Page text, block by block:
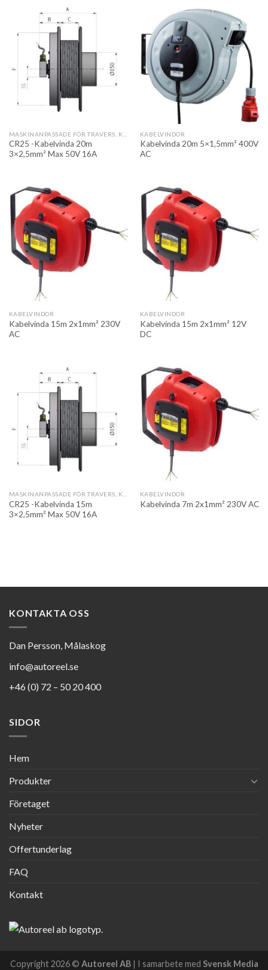
CR25 -Kabelvinda 20m
3×2,5mm² Max 50V 16A
KABELVINDOR
Kabelvinda 20m 5×1,5mm² 400V
AC
KABELVINDOR
Kabelvinda 15m 2x1mm² 230V
AC
KABELVINDOR
Kabelvinda 15m 2x1mm² 12V
DC
CR25 -Kabelvinda 15m
3×2,5mm² Max 50V 16A
KABELVINDOR
Kabelvinda 7m 2x1mm² 230V AC
KONTAKTA OSS
Dan Persson, Målaskog
info@autoreel.se
+46 (0) 72 – 50 20 400
SIDOR
Hem
Produkter
Företaget
Nyheter
Offertunderlag
FAQ
Kontakt
Copyright 2026 © Autoreel AB| I samarbete med Svensk Media